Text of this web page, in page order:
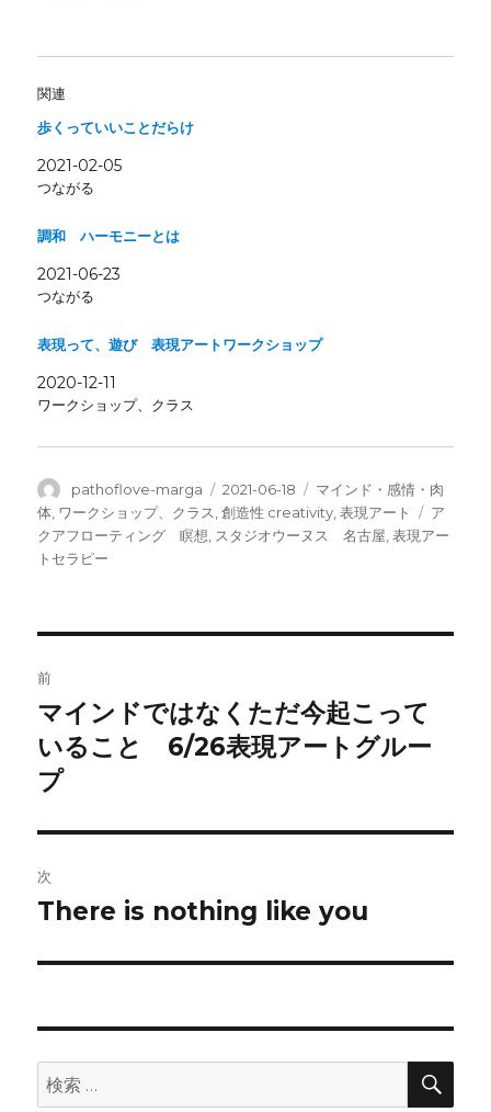
T
e
で
共
有
し
い
ィ
ン
ド
開
き
す
)
o
す
ク
し
新
し
ィ
ン
ウ
き
ま
す
)
関連
歩くっていいことだらけ
2021-02-05
つながる
調和 ハーモニーとは
2021-06-23
つながる
表現って、遊び 表現アートワークショップ
2020-12-11
ワークショップ、クラス
投
稿
者
pathoflove-marga
投
稿
日:
2021-06-18
カ
テ
ゴ
マインド・感情・肉
体 ワークショップ、クラス ,創造性 creativity ,表現アート
タ
グ
ア
クアフローティング 瞑想 スタジオウーヌス 名古屋 ,表現アー
トセラピー
稿
ナ
ビ
ゲ
ー
ン
前
前
の
投
マインドではなくただ今起こって
いること 6/26表現アートグルー
プ
次
次
投
There is nothing like you
検
索:
検